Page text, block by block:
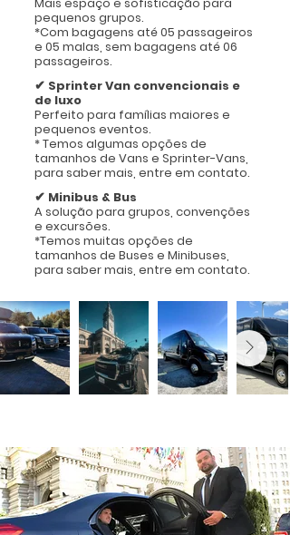
pequenos grupos.
*Com bagagens até 05 passageiros
e 05 malas, sem bagagens até 06
passageiros.
✔ Sprinter Van convencionais e
de luxo
Perfeito para famílias maiores e
pequenos eventos.
* Temos algumas opções de
tamanhos de Vans e Sprinter-Vans,
para saber mais, entre em contato.
✔ Minibus & Bus
A solução para grupos, convenções
e excursões.
*Temos muitas opções de
tamanhos de Buses e Minibuses,
para saber mais, entre em contato.